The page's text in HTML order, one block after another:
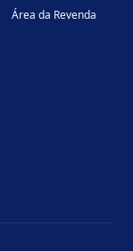
Área da Revenda